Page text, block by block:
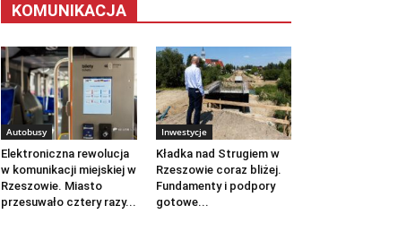
KOMUNIKACJA
Autobusy
Elektroniczna rewolucja
w komunikacji miejskiej w
Rzeszowie. Miasto
przesuwało cztery razy...
Inwestycje
Kładka nad Strugiem w
Rzeszowie coraz bliżej.
Fundamenty i podpory
gotowe...